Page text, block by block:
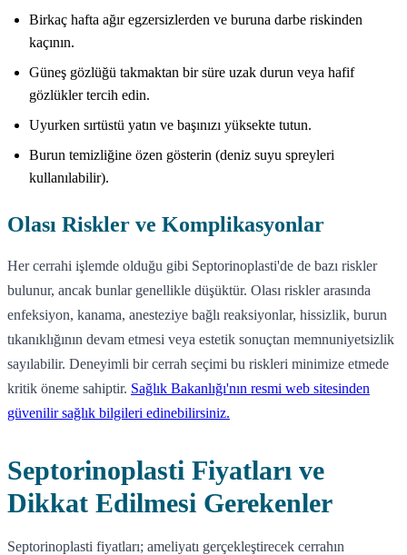
Birkaç hafta ağır egzersizlerden ve buruna darbe riskinden
kaçının.
Güneş gözlüğü takmaktan bir süre uzak durun veya hafif
gözlükler tercih edin.
Uyurken sırtüstü yatın ve başınızı yüksekte tutun.
Burun temizliğine özen gösterin (deniz suyu spreyleri
kullanılabilir).
Olası Riskler ve Komplikasyonlar
Her cerrahi işlemde olduğu gibi Septorinoplasti'de de bazı riskler
bulunur, ancak bunlar genellikle düşüktür. Olası riskler arasında
enfeksiyon, kanama, anesteziye bağlı reaksiyonlar, hissizlik, burun
tıkanıklığının devam etmesi veya estetik sonuçtan memnuniyetsizlik
sayılabilir. Deneyimli bir cerrah seçimi bu riskleri minimize etmede
kritik öneme sahiptir. Sağlık Bakanlığı'nın resmi web sitesinden
güvenilir sağlık bilgileri edinebilirsiniz.
Septorinoplasti Fiyatları ve
Dikkat Edilmesi Gerekenler
Septorinoplasti fiyatları; ameliyatı gerçekleştirecek cerrahın